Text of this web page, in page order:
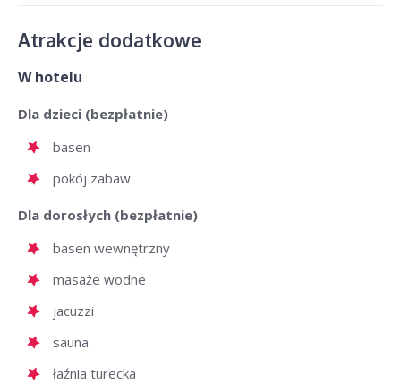
Atrakcje dodatkowe
W hotelu
Dla dzieci (bezpłatnie)
basen
pokój zabaw
Dla dorosłych (bezpłatnie)
basen wewnętrzny
masaże wodne
jacuzzi
sauna
łaźnia turecka